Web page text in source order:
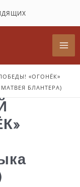
«ОГОНЁК»
БЛАНТЕРА)